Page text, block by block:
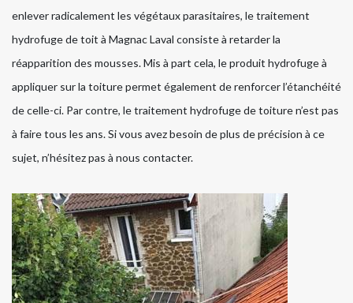
enlever radicalement les végétaux parasitaires, le traitement
hydrofuge de toit à Magnac Laval consiste à retarder la
réapparition des mousses. Mis à part cela, le produit hydrofuge à
appliquer sur la toiture permet également de renforcer l’étanchéité
de celle-ci. Par contre, le traitement hydrofuge de toiture n’est pas
à faire tous les ans. Si vous avez besoin de plus de précision à ce
sujet, n’hésitez pas à nous contacter.